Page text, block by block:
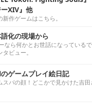
XIV』他
作ゲームはこちら。
化の現場から
なら何かとお世話になっている
ビュー。
ゲームプレイ絵日記
スパの顔！どこかで見かけた吉